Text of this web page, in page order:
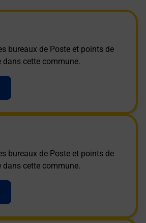
bureaux de Poste et points de
dans cette commune.
bureaux de Poste et points de
dans cette commune.